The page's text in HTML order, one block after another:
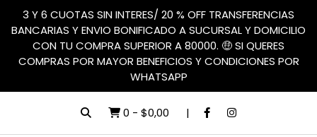
3 Y 6 CUOTAS SIN INTERES/ 20 % OFF TRANSFERENCIAS
BANCARIAS Y ENVIO BONIFICADO A SUCURSAL Y DOMICILIO
CON TU COMPRA SUPERIOR A 80000. 🤑 SI QUERES
COMPRAS POR MAYOR BENEFICIOS Y CONDICIONES POR
WHATSAPP
0 - $0,00